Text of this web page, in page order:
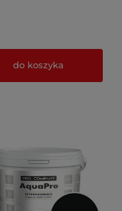
do koszyka